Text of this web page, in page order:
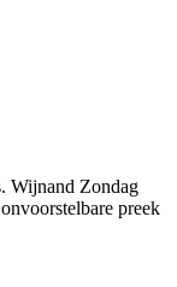
Wijnand Zondag
preek